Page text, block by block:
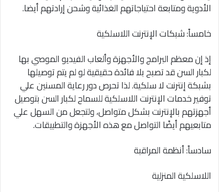
الأدوية ومتابعة احتياجاتهم الغذائية وشحن إرادتهم أيضا.
خامساً: شبكات الإنترنت اللاسلكية
إذ إن معظم البرامج والأجهزة وألعاب الفيديو الموصي بها
لكبار السن قد تصبح بلا فائدة حقيقية لو لم يتم توصيلها
بشبكة إنترنت لا سلكية. لذا تحرص دور رعاية المسنين علي
توفير خدمات الإنترنت اللاسلكية للسماح لكبار السن بتوصيل
أجهزتهم بالإنترنت بشكل متواصل، ولتجعل من السهل علي
متابعيهم أيضًا التواصل مع هذه الأجهزة والتطبيقات.
سادساً: أنظمة المراقبة
اللاسلكية المنزلية